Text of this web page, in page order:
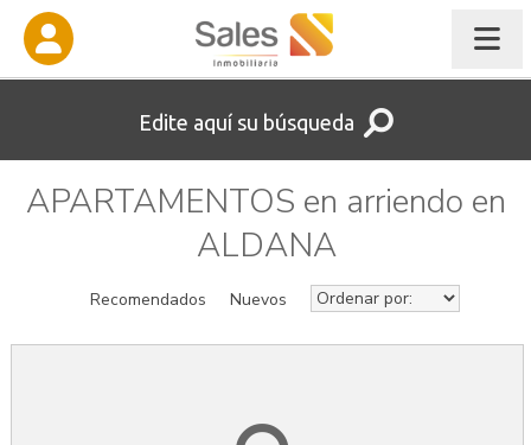
Edite aquí su búsqueda
APARTAMENTOS en arriendo en
ALDANA
Recomendados Nuevos